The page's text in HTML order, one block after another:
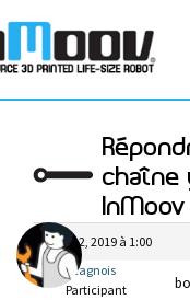
chaîne
InMoov
février 2, 2019 à 1:00
lecagnois
Participant